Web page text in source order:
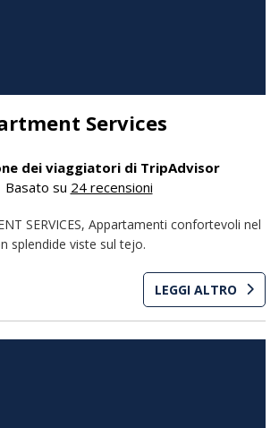
Services
dei viaggiatori di TripAdvisor
Basato su 24 recensioni
SERVICES, Appartamenti confortevoli nel
splendide viste sul tejo.
LEGGI ALTRO